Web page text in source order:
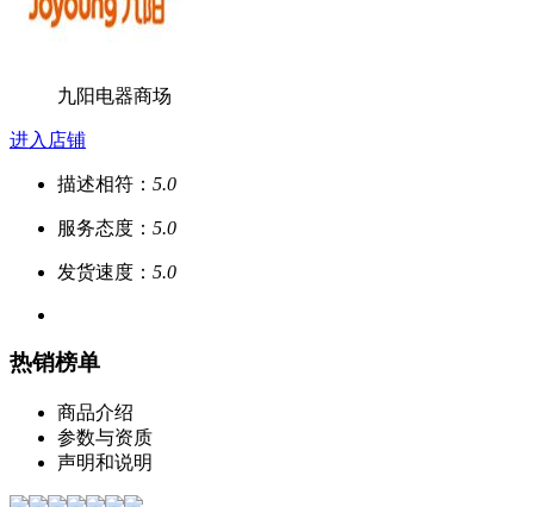
九阳电器商场
进入店铺
描述相符： 5.0
服务态度： 5.0
发货速度： 5.0
热销榜单
商品介绍
参数与资质
声明和说明